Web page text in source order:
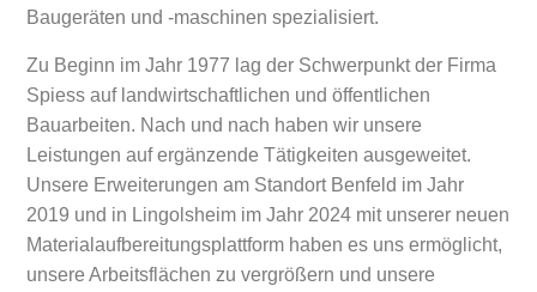
Baugeräten und -maschinen spezialisiert.
Zu Beginn im Jahr 1977 lag der Schwerpunkt der Firma
Spiess auf landwirtschaftlichen und öffentlichen
Bauarbeiten. Nach und nach haben wir unsere
Leistungen auf ergänzende Tätigkeiten ausgeweitet.
Unsere Erweiterungen am Standort Benfeld im Jahr
2019 und in Lingolsheim im Jahr 2024 mit unserer neuen
Materialaufbereitungsplattform haben es uns ermöglicht,
unsere Arbeitsflächen zu vergrößern und unsere